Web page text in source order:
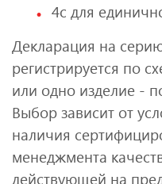
4с для
Декларация на
регистрируется по
или одно изделие -
Выбор зависит от
наличия
менеджмента
действующей на